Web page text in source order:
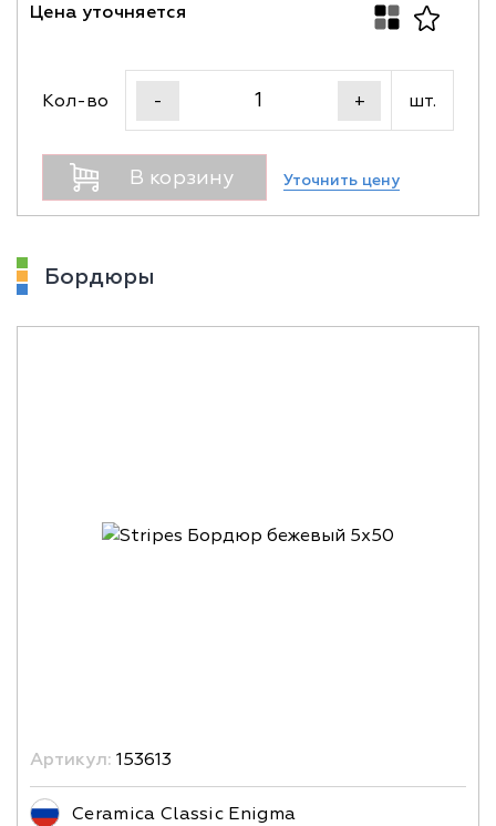
Цена уточняется
Кол-во - + шт.
В корзину Уточнить цену
Бордюры
Артикул: 153613
Ceramica Classic Enigma